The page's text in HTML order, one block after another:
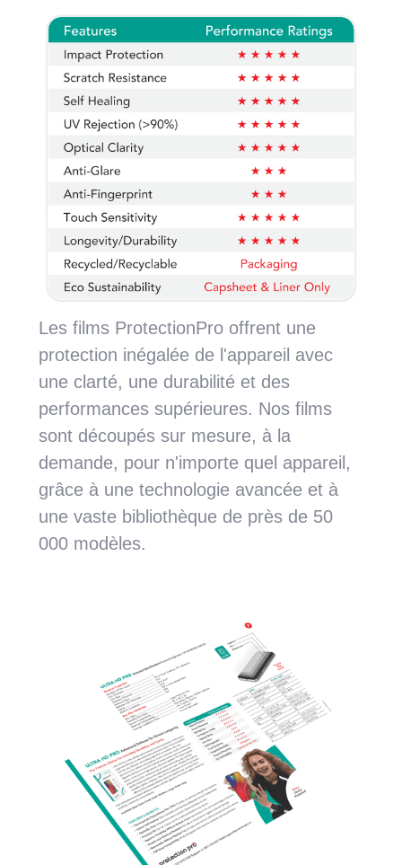
Les films ProtectionPro offrent une
protection inégalée de l'appareil avec
une clarté, une durabilité et des
performances supérieures. Nos films
sont découpés sur mesure, à la
demande, pour n'importe quel appareil,
grâce à une technologie avancée et à
une vaste bibliothèque de près de 50
000 modèles.